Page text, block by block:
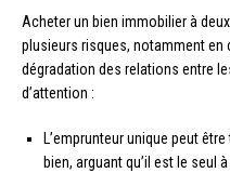
Acheter un bien immobilier à
plusieurs risques, notamment en
dégradation des relations entre
d’attention :
L’emprunteur unique peut
bien, arguant qu’il est le seul